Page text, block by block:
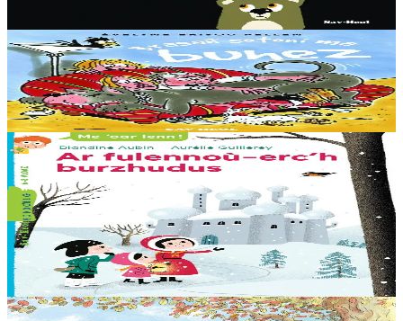
8 vloaz hag ouzhpenn
Sav-heol
Brasañ sotoni ma buhez
Er stok7,00 €
6 vloaz hag ouzhpenn
Sav-heol
Ar fulennoù-erc'h burzhudus
Buan-buan ! Olga, Ingrid ha Hans a rank hastañ buan ! O mamm,
Rouanez an Erc’h, he deus goulennet diganto mont da gas un
arc’hig prizius da… Dadig an Nedeleg....
Er stok
7,00 €
5 bloaz hag ouzhpenn